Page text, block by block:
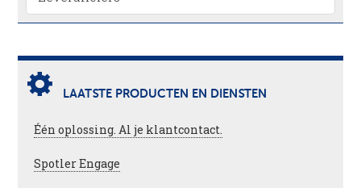
LAATSTE PRODUCTEN EN DIENSTEN
Één oplossing. Al je klantcontact.
Spotler Engage